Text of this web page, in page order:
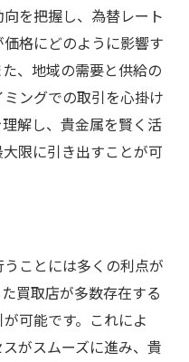
的な資産形成
での実践法
資手法
スク管理
のポイント
通点
拡大の実例
流動性を活かす
を生かす
その活用法
を把握し、為替レート
格にどのように影響す
、地域の需要と供給の
ングでの取引を心掛け
解し、貴金属を賢く活
限に引き出すことが可
ことには多くの利点が
買取店が多数存在する
可能です。これによ
がスムーズに進み、貴